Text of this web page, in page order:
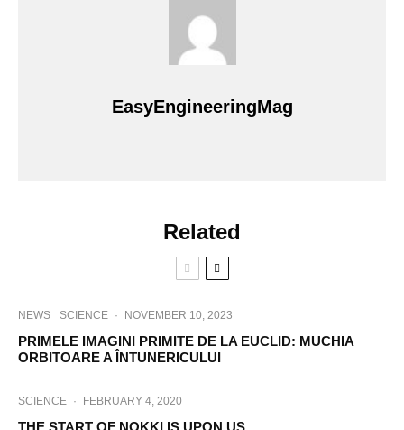
EasyEngineeringMag
Related
NEWS SCIENCE · NOVEMBER 10, 2023
PRIMELE IMAGINI PRIMITE DE LA EUCLID: MUCHIA
ORBITOARE A ÎNTUNERICULUI
SCIENCE · FEBRUARY 4, 2020
THE START OF NOKKI IS UPON US